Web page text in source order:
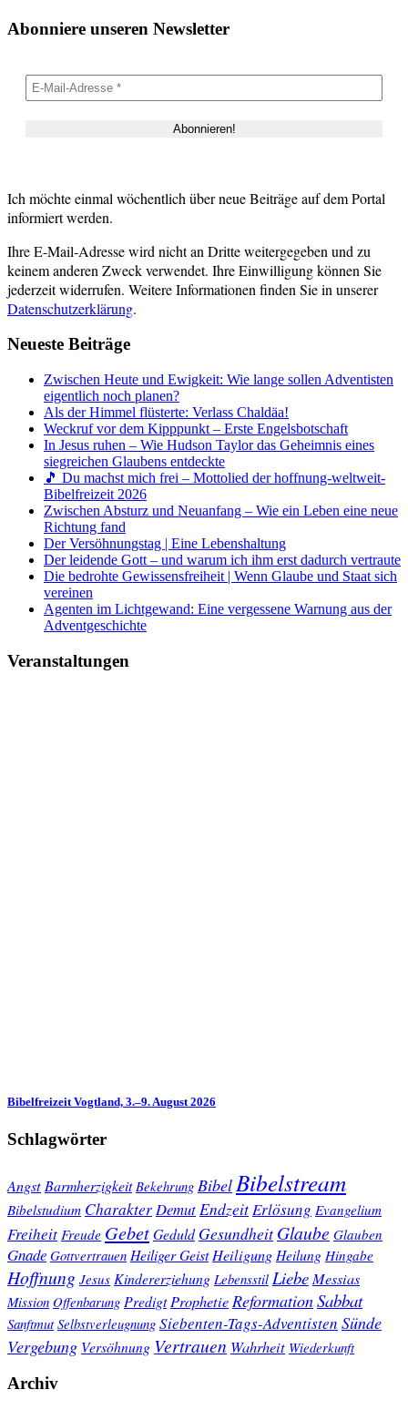
Abonniere unseren Newsletter
Ich möchte einmal wöchentlich über neue Beiträge auf dem Portal
informiert werden.
Ihre E-Mail-Adresse wird nicht an Dritte weitergegeben und zu
keinem anderen Zweck verwendet. Ihre Einwilligung können Sie
jederzeit widerrufen. Weitere Informationen finden Sie in unserer
Datenschutzerklärung.
Neueste Beiträge
Zwischen Heute und Ewigkeit: Wie lange sollen Adventisten
eigentlich noch planen?
Als der Himmel flüsterte: Verlass Chaldäa!
Weckruf vor dem Kipppunkt – Erste Engelsbotschaft
In Jesus ruhen – Wie Hudson Taylor das Geheimnis eines
siegreichen Glaubens entdeckte
🎵 Du machst mich frei – Mottolied der hoffnung-weltweit-
Bibelfreizeit 2026
Zwischen Absturz und Neuanfang – Wie ein Leben eine neue
Richtung fand
Der Versöhnungstag | Eine Lebenshaltung
Der leidende Gott – und warum ich ihm erst dadurch vertraute
Die bedrohte Gewissensfreiheit | Wenn Glaube und Staat sich
vereinen
Agenten im Lichtgewand: Eine vergessene Warnung aus der
Adventgeschichte
Veranstaltungen
Bibelfreizeit Vogtland, 3.–9. August 2026
Schlagwörter
Angst Barmherzigkeit Bekehrung Bibel Bibelstream
Bibelstudium Charakter Demut EndzeitErlösung Evangelium
Freiheit Freude GebetGeduld Gesundheit Glaube Glauben
Gnade Gottvertrauen Heiliger Geist Heiligung Heilung Hingabe
Hoffnung Jesus Kindererziehung Lebensstil Liebe Messias
Mission Offenbarung Predigt Prophetie ReformationSabbat
Sanftmut Selbstverleugnung Siebenten-Tags-Adventisten Sünde
Vergebung Versöhnung Vertrauen Wahrheit Wiederkunft
Archiv